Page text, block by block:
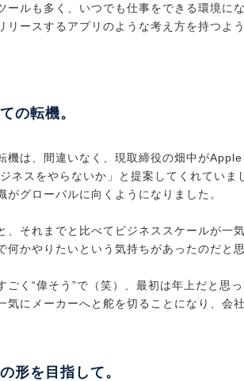
ールも多く、いつでも仕事をできる環境に
リースするアプリのような考え方を持つよ
の転機。
機は、間違いなく、現取締役の畑中が
ネスをやらないか」と提案してくれてい
がグローバルに向くようになりました。
、それまでと比べてビジネススケールが一
何かやりたいという気持ちがあったのだと思
ごく“偉そう”で（笑）、最初は年上だと思
気にメーカーへと舵を切ることになり、会
形を目指して。